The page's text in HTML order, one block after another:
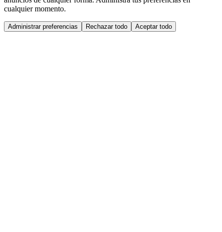
cualquier momento.
Administrar preferencias Rechazar todo Aceptar todo